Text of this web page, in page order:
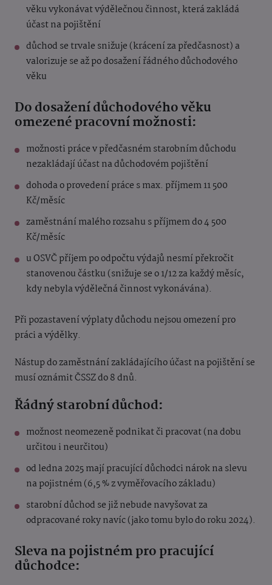
věku vykonávat výdělečnou činnost, která zakládá
účast na pojištění
důchod se trvale snižuje (krácení za předčasnost) a
valorizuje se až po dosažení řádného důchodového
věku
Do dosažení důchodového věku
omezené pracovní možnosti:
možnosti práce v předčasném starobním důchodu
nezakládají účast na důchodovém pojištění
dohoda o provedení práce s max. příjmem 11 500
Kč/měsíc
zaměstnání malého rozsahu s příjmem do 4 500
Kč/měsíc
u OSVČ příjem po odpočtu výdajů nesmí překročit
stanovenou částku (snižuje se o 1/12 za každý měsíc,
kdy nebyla výdělečná činnost vykonávána).
Při pozastavení výplaty důchodu nejsou omezení pro
práci a výdělky.
Nástup do zaměstnání zakládajícího účast na pojištění se
musí oznámit ČSSZ do 8 dnů.
Řádný starobní důchod:
možnost neomezeně podnikat či pracovat (na dobu
určitou i neurčitou)
od ledna 2025 mají pracující důchodci nárok na slevu
na pojistném (6,5 % z vyměřovacího základu)
starobní důchod se již nebude navyšovat za
odpracované roky navíc (jako tomu bylo do roku 2024).
Sleva na pojistném pro pracující
důchodce: